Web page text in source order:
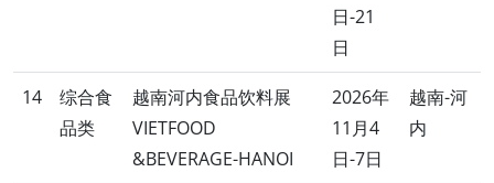
日-21
日
14
综合食
品类
越南河内食品饮料展
VIETFOOD
&BEVERAGE-HANOI
2026年
11月4
日-7日
越南-河
内